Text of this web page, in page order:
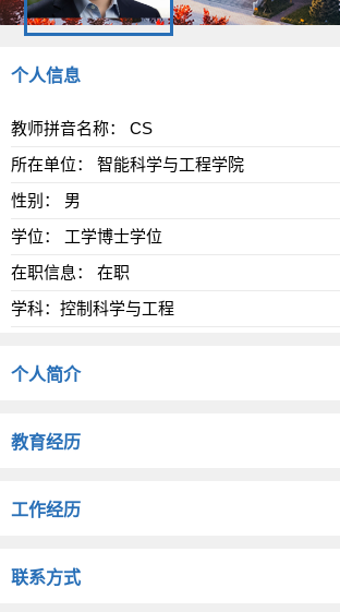
个人信息
教师拼音名称： CS
所在单位： 智能科学与工程学院
性别： 男
学位： 工学博士学位
在职信息： 在职
学科：控制科学与工程
个人简介
教育经历
工作经历
联系方式